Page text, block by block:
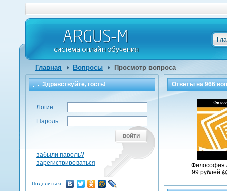
Главная Вопросы Просмотр вопроса
Ответы на966
Философия
99 рублей
Здравствуйте, гость!
Логин
Пароль
войти
забыли пароль?
зарегистрироваться
Поделиться